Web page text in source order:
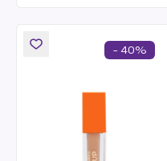
- 40%